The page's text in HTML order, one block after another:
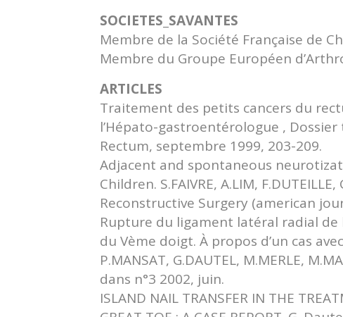
SOCIETES_SAVANTES
Membre de la Société Française de
Membre du Groupe Européen
ARTICLES
Traitement des petits cancers du
l’Hépato-gastroentérologue ,
Rectum, septembre 1999, 203-209.
Adjacent and spontaneous
Children. S.FAIVRE, A.LIM,
Reconstructive Surgery (american
Rupture du ligament latéral radial
du Vème doigt. À propos d’un cas
P.MANSAT, G.DAUTEL, M.MERLE,
dans n°3 2002, juin.
ISLAND NAIL TRANSFER IN THE